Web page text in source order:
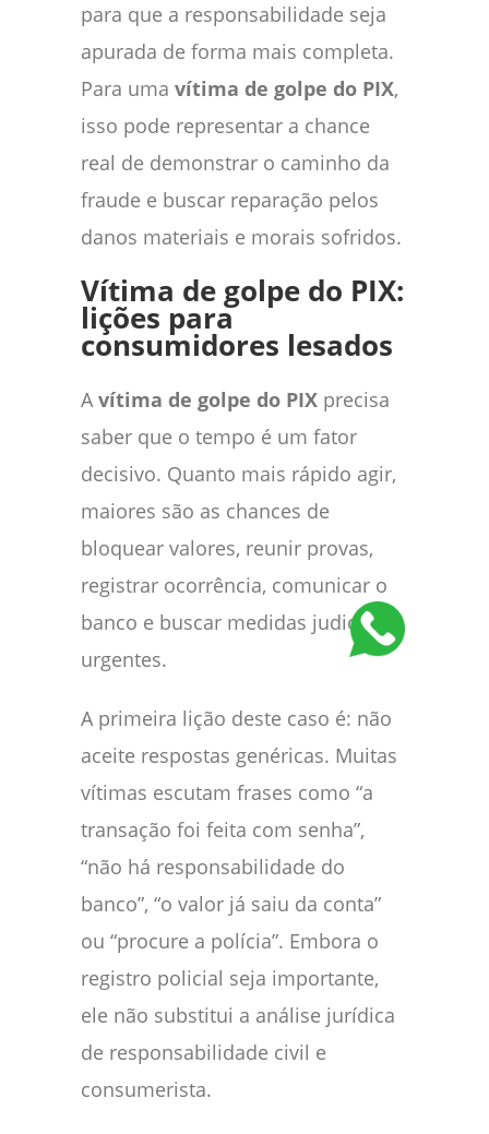
para que a responsabilidade seja
apurada de forma mais completa.
Para uma vítima de golpe do PIX,
isso pode representar a chance
real de demonstrar o caminho da
fraude e buscar reparação pelos
danos materiais e morais sofridos.
Vítima de golpe do PIX:
lições para
consumidores lesados
Avítima de golpe do PIX precisa
saber que o tempo é um fator
decisivo. Quanto mais rápido agir,
maiores são as chances de
bloquear valores, reunir provas,
registrar ocorrência, comunicar o
banco e buscar medidas judiciais
urgentes.
A primeira lição deste caso é: não
aceite respostas genéricas. Muitas
vítimas escutam frases como “a
transação foi feita com senha”,
“não há responsabilidade do
banco”, “o valor já saiu da conta”
ou “procure a polícia”. Embora o
registro policial seja importante,
ele não substitui a análise jurídica
de responsabilidade civil e
consumerista.